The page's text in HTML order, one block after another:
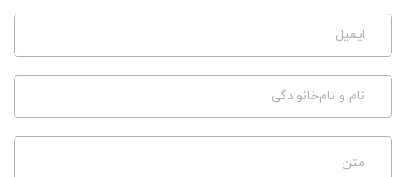
ایمیل
نام و نام‌خانوادگی
متن